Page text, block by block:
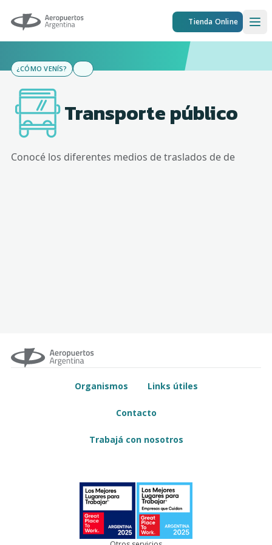
Aeropuertos Argentina Tienda Online
¿CÓMO VENÍS?
Transporte público
Conocé los diferentes medios de traslados de de
Organismos Links útiles
Contacto
Trabajá con nosotros